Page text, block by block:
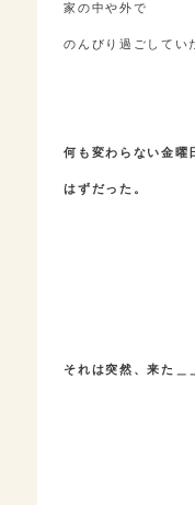
家の中や外で
のんびり過ごしてい
何も変わらない金曜
はずだった。
それは突然、来た＿